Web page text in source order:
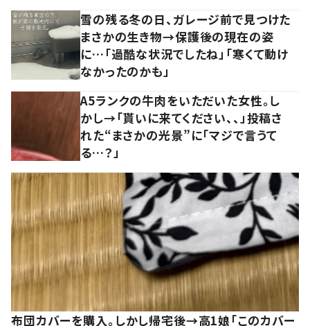
雪の残る冬の日、ガレージ前で見つけた
まさかの生き物→保護後の現在の姿
に…「過酷な状況でしたね」「寒くて動け
なかったのかも」
A5ランクの牛肉をいただいた女性。し
かし→「貰いに来てください、、」投稿さ
れた“まさかの光景”に「マジで言うて
る…？」
布団カバーを購入。しかし帰宅後→高1娘「このカバー